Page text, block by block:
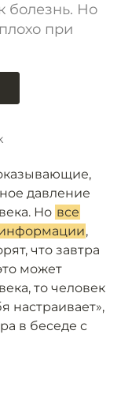
болезнь. Но
при
давление
Но все
,
что завтра
может
то человек
настраивает»,
в беседе с